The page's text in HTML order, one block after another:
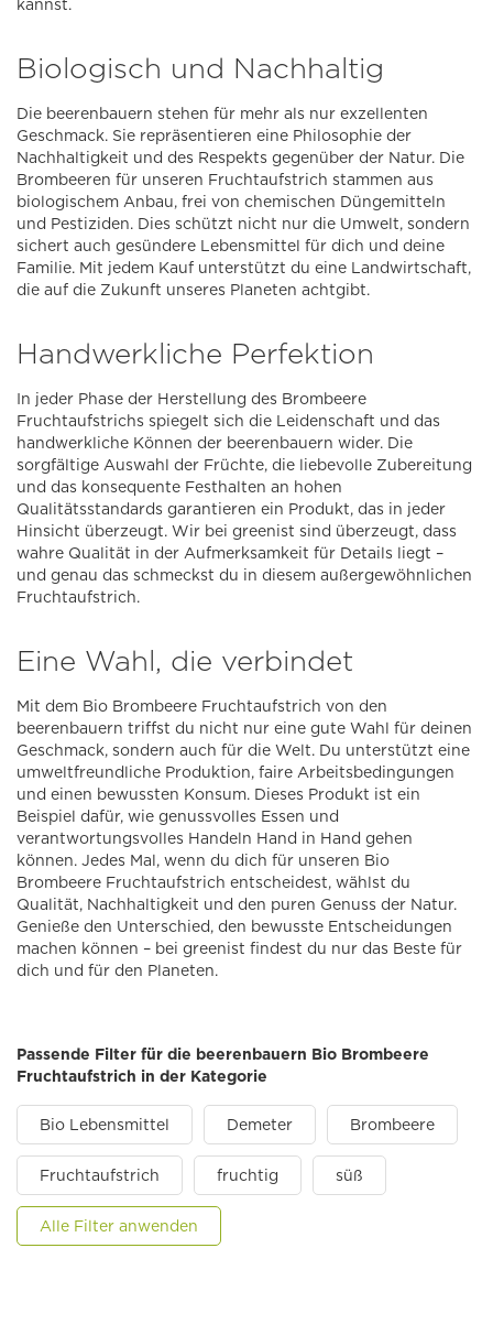
kannst.
Biologisch und Nachhaltig
Die beerenbauern stehen für mehr als nur exzellenten
Geschmack. Sie repräsentieren eine Philosophie der
Nachhaltigkeit und des Respekts gegenüber der Natur. Die
Brombeeren für unseren Fruchtaufstrich stammen aus
biologischem Anbau, frei von chemischen Düngemitteln
und Pestiziden. Dies schützt nicht nur die Umwelt, sondern
sichert auch gesündere Lebensmittel für dich und deine
Familie. Mit jedem Kauf unterstützt du eine Landwirtschaft,
die auf die Zukunft unseres Planeten achtgibt.
Handwerkliche Perfektion
In jeder Phase der Herstellung des Brombeere
Fruchtaufstrichs spiegelt sich die Leidenschaft und das
handwerkliche Können der beerenbauern wider. Die
sorgfältige Auswahl der Früchte, die liebevolle Zubereitung
und das konsequente Festhalten an hohen
Qualitätsstandards garantieren ein Produkt, das in jeder
Hinsicht überzeugt. Wir bei greenist sind überzeugt, dass
wahre Qualität in der Aufmerksamkeit für Details liegt –
und genau das schmeckst du in diesem außergewöhnlichen
Fruchtaufstrich.
Eine Wahl, die verbindet
Mit dem Bio Brombeere Fruchtaufstrich von den
beerenbauern triffst du nicht nur eine gute Wahl für deinen
Geschmack, sondern auch für die Welt. Du unterstützt eine
umweltfreundliche Produktion, faire Arbeitsbedingungen
und einen bewussten Konsum. Dieses Produkt ist ein
Beispiel dafür, wie genussvolles Essen und
verantwortungsvolles Handeln Hand in Hand gehen
können. Jedes Mal, wenn du dich für unseren Bio
Brombeere Fruchtaufstrich entscheidest, wählst du
Qualität, Nachhaltigkeit und den puren Genuss der Natur.
Genieße den Unterschied, den bewusste Entscheidungen
machen können – bei greenist findest du nur das Beste für
dich und für den Planeten.
Passende Filter für die beerenbauern Bio Brombeere
Fruchtaufstrich in der Kategorie
Bio Lebensmittel Demeter Brombeere
Fruchtaufstrich fruchtig süß
Alle Filter anwenden